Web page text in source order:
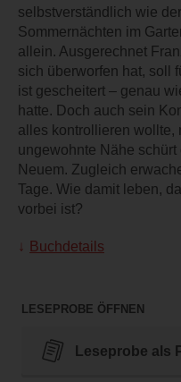
selbstverständlich wie
Sommernächten im
allein. Ausgerechnet
sich überworfen hat, soll
ist gescheitert – genau
hatte. Doch auch sein
alles kontrollieren wollte,
ungewohnte Nähe
Neuem. Zugleich
Tage. Wie damit leben,
vorbei ist?
Buchdetails
LESEPROBE ÖFFNEN
Leseprobe als